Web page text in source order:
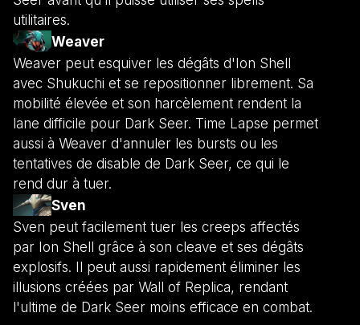
utilitaires.
Weaver
Weaver peut esquiver les dégâts d'Ion Shell
avec Shukuchi et se repositionner librement. Sa
mobilité élevée et son harcèlement rendent la
lane difficile pour Dark Seer. Time Lapse permet
aussi à Weaver d'annuler les bursts ou les
tentatives de disable de Dark Seer, ce qui le
rend dur à tuer.
Sven
Sven peut facilement tuer les creeps affectés
par Ion Shell grâce à son cleave et ses dégâts
explosifs. Il peut aussi rapidement éliminer les
illusions créées par Wall of Replica, rendant
l'ultime de Dark Seer moins efficace en combat.